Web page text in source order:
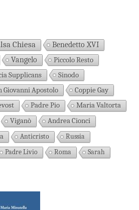
Chiesa Benedetto XVI
Vangelo
Piccolo Resto
Supplicans
Sinodo
Giovanni Apostolo Coppie Gay
Padre Pio
Maria Valtorta
Viganò
Andrea Cionci
Anticristo
Russia
Padre Livio Roma Sarah